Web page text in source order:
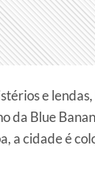
e
da Blue
a cidade é